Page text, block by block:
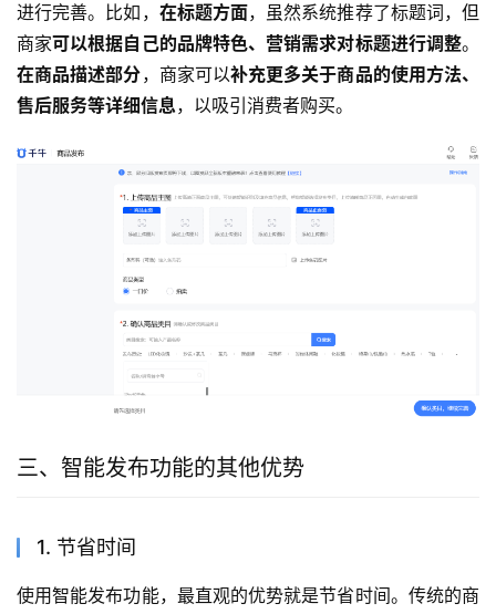
进行完善。比如， 在标题方面，虽然系统推荐了标题词，但
商家可以根据自己的品牌特色、营销需求对标题进行调整。
在商品描述部分，商家可以补充更多关于商品的使用方法、
售后服务等详细信息，以吸引消费者购买。
三、智能发布功能的其他优势
1. 节省时间
使用智能发布功能，最直观的优势就是节省时间。传统的商